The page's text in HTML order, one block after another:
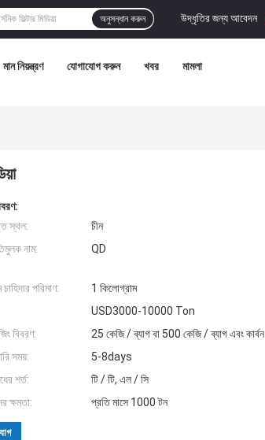
উদ্ধৃতির জন্য আবেদন
অনুসন্ধান করুন
মান নিয়ন্ত্রণ যোগাযোগ করুন খবর মামলা
স্থল:
চীন
নাম:
QD
পরিমাণ:
1 কিলোগ্রাম
USD3000-10000 Ton
বিবরণ:
25 কেজি / ব্যাগ বা 500 কেজি / ব্যাগ এবং কার্বন
সময়:
5-8days
শর্ত:
টি / টি, এল / সি
ক্ষমতা:
প্রতি মাসে 1000 টন